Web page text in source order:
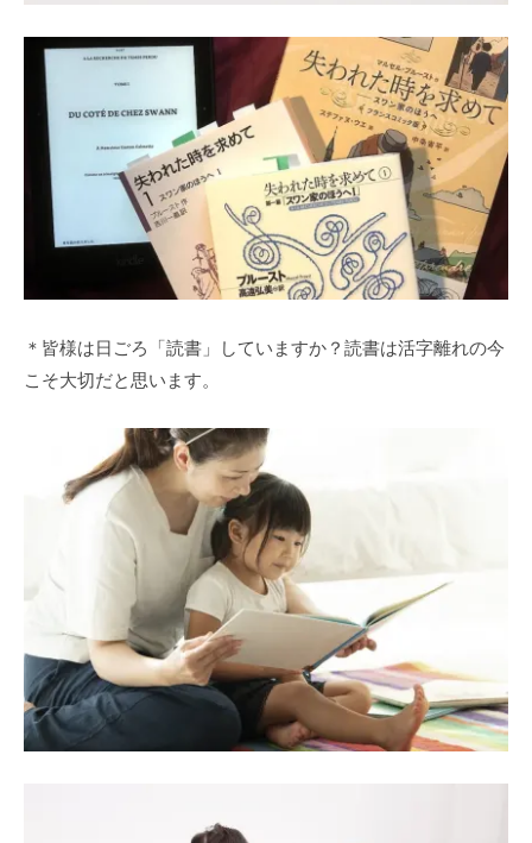
＊皆様は日ごろ「読書」していますか？読書は活字離れの今
こそ大切だと思います。